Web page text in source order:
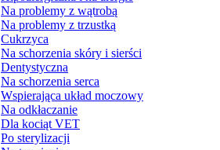
Na problemy z wątrobą
Na problemy z trzustką
Cukrzyca
Na schorzenia skóry i sierści
Dentystyczna
Na schorzenia serca
Wspierająca układ moczowy
Na odkłaczanie
Dla kociąt VET
Po sterylizacji